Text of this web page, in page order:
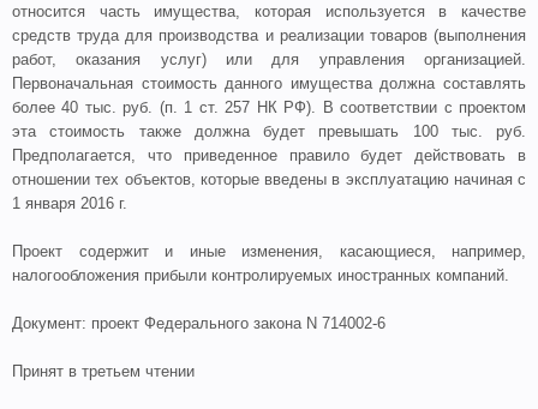
относится часть имущества, которая используется в качестве
средств труда для производства и реализации товаров (выполнения
работ, оказания услуг) или для управления организацией.
Первоначальная стоимость данного имущества должна составлять
более 40 тыс. руб. (п. 1 ст. 257 НК РФ). В соответствии с проектом
эта стоимость также должна будет превышать 100 тыс. руб.
Предполагается, что приведенное правило будет действовать в
отношении тех объектов, которые введены в эксплуатацию начиная с
1 января 2016 г.
Проект содержит и иные изменения, касающиеся, например,
налогообложения прибыли контролируемых иностранных компаний.
Документ: проект Федерального закона N 714002-6
Принят в третьем чтении